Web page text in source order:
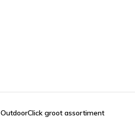
OutdoorClick groot assortiment